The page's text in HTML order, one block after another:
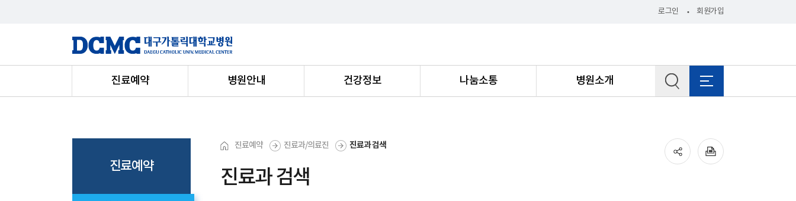
로그인 회원가입
진료예약 병원안내 건강정보 나눔소통 병원소개
진료예약 진료과 검색
진료예약 진료과/의료진 진료과 검색